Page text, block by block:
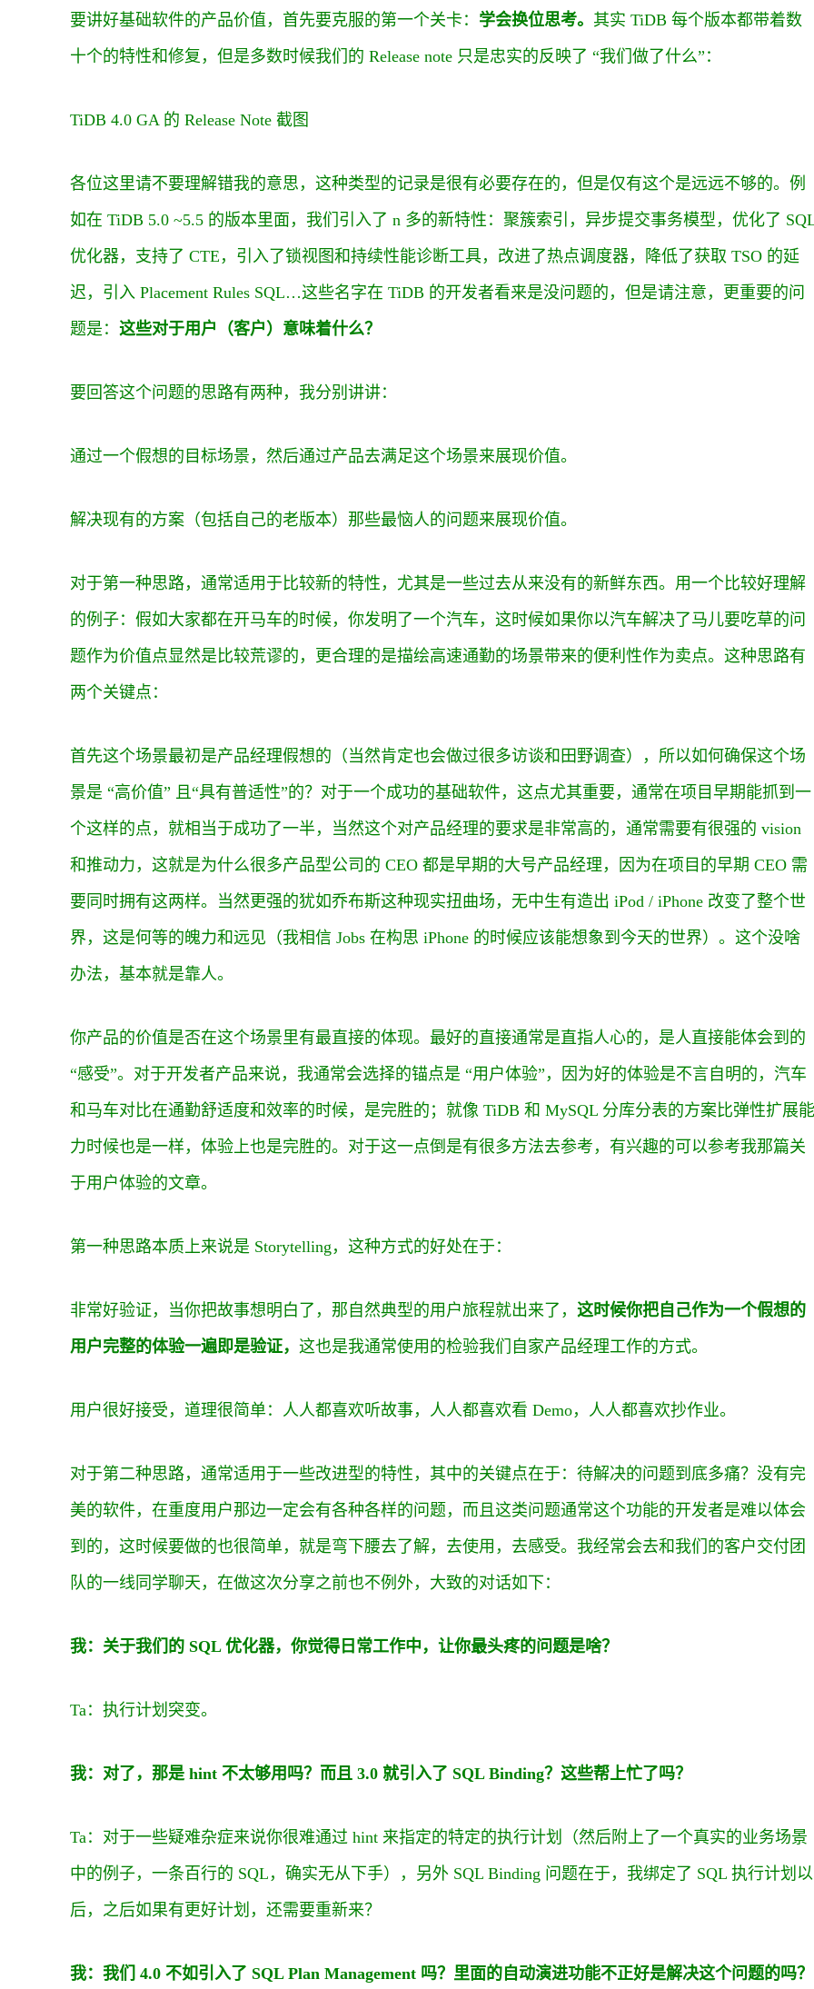
要讲好基础软件的产品价值，首先要克服的第一个关卡： 学会换位思考。 其实 TiDB 每个版本都带着数
十个的特性和修复，但是多数时候我们的 Release note 只是忠实的反映了 “我们做了什么”：
TiDB 4.0 GA 的 Release Note 截图
各位这里请不要理解错我的意思，这种类型的记录是很有必要存在的，但是仅有这个是远远不够的。例
如在 TiDB 5.0 ~5.5 的版本里面，我们引入了 n 多的新特性：聚簇索引，异步提交事务模型，优化了
优化器，支持了 CTE，引入了锁视图和持续性能诊断工具，改进了热点调度器，降低了获取 TSO 的延
迟，引入 Placement Rules SQL…这些名字在 TiDB 的开发者看来是没问题的，但是请注意，更重要的问
题是： 这些对于用户（客户）意味着什么？
要回答这个问题的思路有两种，我分别讲讲：
通过一个假想的目标场景，然后通过产品去满足这个场景来展现价值。
解决现有的方案（包括自己的老版本）那些最恼人的问题来展现价值。
对于第一种思路，通常适用于比较新的特性，尤其是一些过去从来没有的新鲜东西。用一个比较好理解
的例子：假如大家都在开马车的时候，你发明了一个汽车，这时候如果你以汽车解决了马儿要吃草的问
题作为价值点显然是比较荒谬的，更合理的是描绘高速通勤的场景带来的便利性作为卖点。这种思路有
两个关键点：
首先这个场景最初是产品经理假想的（当然肯定也会做过很多访谈和田野调查），所以如何确保这个场
景是 “高价值” 且“具有普适性”的？对于一个成功的基础软件，这点尤其重要，通常在项目早期能抓到一
个这样的点，就相当于成功了一半，当然这个对产品经理的要求是非常高的，通常需要有很强的 vision
和推动力，这就是为什么很多产品型公司的 CEO 都是早期的大号产品经理，因为在项目的早期 CEO 需
要同时拥有这两样。当然更强的犹如乔布斯这种现实扭曲场，无中生有造出 iPod / iPhone 改变了整个世
界，这是何等的魄力和远见（我相信 Jobs 在构思 iPhone 的时候应该能想象到今天的世界）。这个没啥
办法，基本就是靠人。
你产品的价值是否在这个场景里有最直接的体现。最好的直接通常是直指人心的，是人直接能体会到的
“感受”。对于开发者产品来说，我通常会选择的锚点是 “用户体验”，因为好的体验是不言自明的，汽车
和马车对比在通勤舒适度和效率的时候，是完胜的；就像 TiDB 和 MySQL 分库分表的方案比弹性扩展能
力时候也是一样，体验上也是完胜的。对于这一点倒是有很多方法去参考，有兴趣的可以参考我那篇关
于用户体验的文章。
第一种思路本质上来说是 Storytelling，这种方式的好处在于：
非常好验证，当你把故事想明白了，那自然典型的用户旅程就出来了， 这时候你把自己作为一个假想的
用户完整的体验一遍即是验证， 这也是我通常使用的检验我们自家产品经理工作的方式。
用户很好接受，道理很简单：人人都喜欢听故事，人人都喜欢看 Demo，人人都喜欢抄作业。
对于第二种思路，通常适用于一些改进型的特性，其中的关键点在于：待解决的问题到底多痛？没有完
美的软件，在重度用户那边一定会有各种各样的问题，而且这类问题通常这个功能的开发者是难以体会
到的，这时候要做的也很简单，就是弯下腰去了解，去使用，去感受。我经常会去和我们的客户交付团
队的一线同学聊天，在做这次分享之前也不例外，大致的对话如下：
我：关于我们的 SQL 优化器，你觉得日常工作中，让你最头疼的问题是啥？
Ta：执行计划突变。
我：对了，那是 hint 不太够用吗？而且 3.0 就引入了 SQL Binding？这些帮上忙了吗？
Ta：对于一些疑难杂症来说你很难通过 hint 来指定的特定的执行计划（然后附上了一个真实的业务场景
中的例子，一条百行的 SQL，确实无从下手），另外 SQL Binding 问题在于，我绑定了 SQL 执行计划以
后，之后如果有更好计划，还需要重新来？
我：我们 4.0 不如引入了 SQL Plan Management 吗？里面的自动演进功能不正好是解决这个问题的吗？